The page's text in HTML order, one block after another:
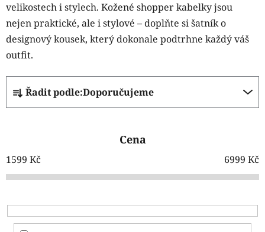
velikostech i stylech. Kožené shopper kabelky jsou
nejen praktické, ale i stylové – doplňte si šatník o
designový kousek, který dokonale podtrhne každý váš
outfit.
Ř
a
z
í
p
o
d
Řadit podle:Doporučujeme
Cena
1599 Kč 6999 Kč